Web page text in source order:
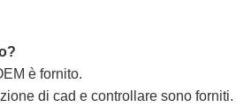
è fornito.
di cad e controllare sono forniti.